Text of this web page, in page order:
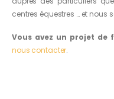
centres équestres … et nous
Vous avez un projet de
nous contacter.